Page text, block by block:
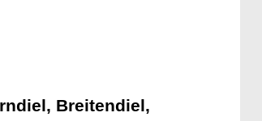
Breitendiel,